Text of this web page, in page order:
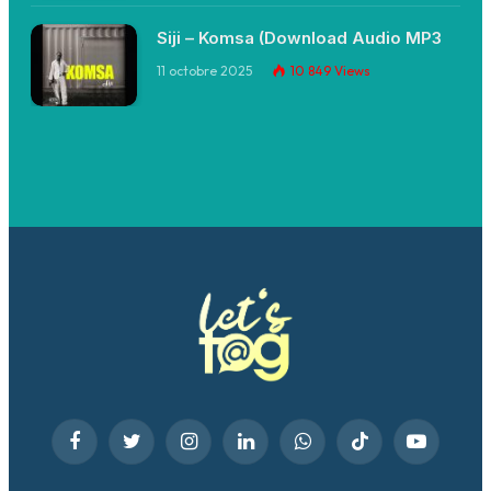
Siji – Komsa (Download Audio MP3
11 octobre 2025 10 849 Views
FacebookTwitter InstagramLinkedInWhatsAppTikTok YouTube